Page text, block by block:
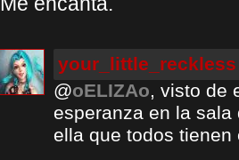
your_little_reckless
@oELIZAo, visto de
esperanza en la
ella que todos